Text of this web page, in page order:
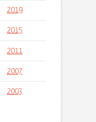
2019
2015
2011
2007
2003